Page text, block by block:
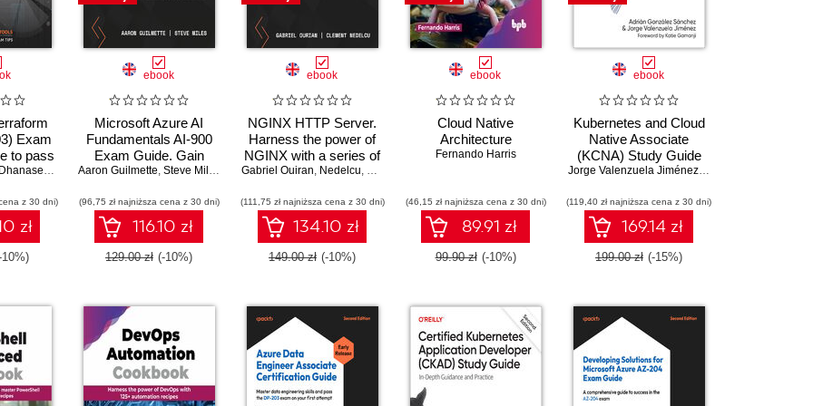
Exam
to pass
Chandra Mohan Dhanasekaran Manjunath H. Gowda
z 30 dni)
zł
10%)
ebook
Microsoft Azure AI
Fundamentals AI-900
Exam Guide. Gain
proficiency in Azure AI
concepts and services
to excel in the AI-900
exam
Aaron Guilmette, Steve Miles Peter De Tender
(96,75 zł najniższa cena z 30 dni)
116.10 zł
129.00 zł (-10%)
ebook
NGINX HTTP Server.
Harness the power of
NGINX with a series of
detailed tutorials and
Edition
Gabriel Ouiran, Nedelcu, Martin Bjerretoft Fjordvald
(111,75 zł najniższa cena z 30 dni)
134.10 zł
149.00 zł (-10%)
ebook
Cloud Native
Architecture
Fernando Harris
(46,15 zł najniższa cena z 30 dni)
89.91 zł
99.90 zł (-10%)
ebook
Kubernetes and Cloud
Native Associate
(KCNA) Study Guide
Jorge Valenzuela Jiménez
,Adrián González
(119,40 zł najniższa cena z 30 dni)
169.14 zł
199.00 zł (-15%)